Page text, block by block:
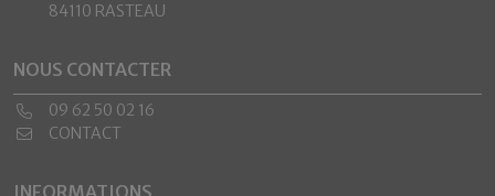
84110 RASTEAU
NOUS CONTACTER
09 62 50 02 16
CONTACT